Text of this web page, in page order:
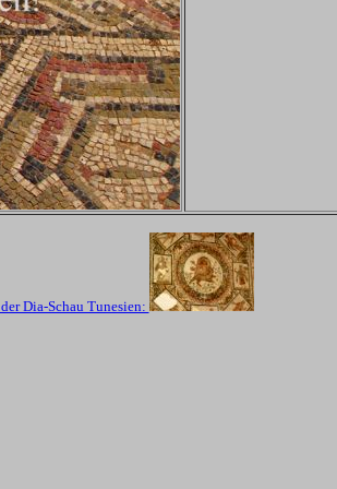
Dia-Schau Tunesien: